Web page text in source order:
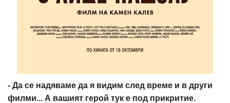
- Да се надяваме да я видим след време и в други
филми... А вашият герой тук е под прикритие.